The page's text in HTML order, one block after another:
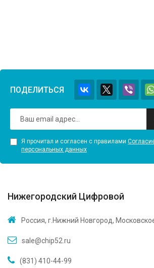
ПОДЕЛИТЬСЯ
Я прочитал и согласен с правилами
персональных данных
Нижегородский Цифровой
Россия, г.Нижний Новгород,
sale@chip52.ru
(831) 410-44-99